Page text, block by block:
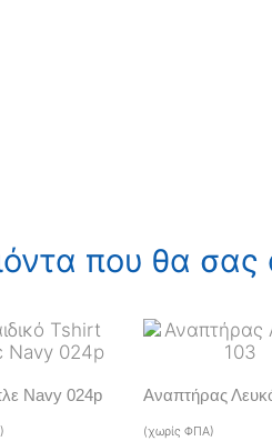
που θα σας
Navy 024p Αναπτήρας
(χωρίς ΦΠΑ)